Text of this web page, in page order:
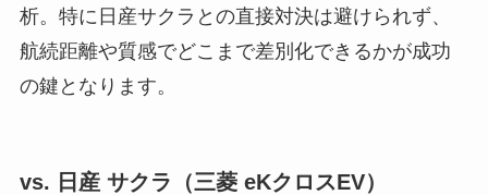
析。特に日産サクラとの直接対決は避けられず、
航続距離や質感でどこまで差別化できるかが成功
の鍵となります。
vs. 日産 サクラ（三菱 eKクロスEV）